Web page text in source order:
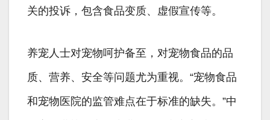
关的投诉，包含食品变质、虚假宣传等。
养宠人士对宠物呵护备至，对宠物食品的品
质、营养、安全等问题尤为重视。“宠物食品
和宠物医院的监管难点在于标准的缺失。”中